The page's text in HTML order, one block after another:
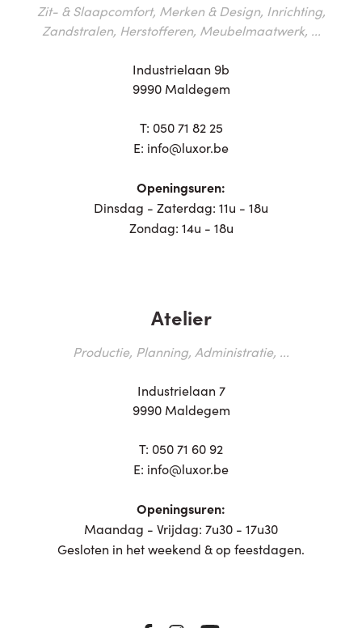
Zit- & Slaapcomfort, Merken & Design, Inrichting,
Zandstralen, Herstofferen, Meubelmaatwerk, ...
Industrielaan 9b
9990 Maldegem
T: 050 71 82 25
E: info@luxor.be
Openingsuren:
Dinsdag - Zaterdag: 11u - 18u
Zondag: 14u - 18u
Atelier
Productie, Planning, Administratie, ...
Industrielaan 7
9990 Maldegem
T: 050 71 60 92
E: info@luxor.be
Openingsuren:
Maandag - Vrijdag: 7u30 - 17u30
Gesloten in het weekend & op feestdagen.